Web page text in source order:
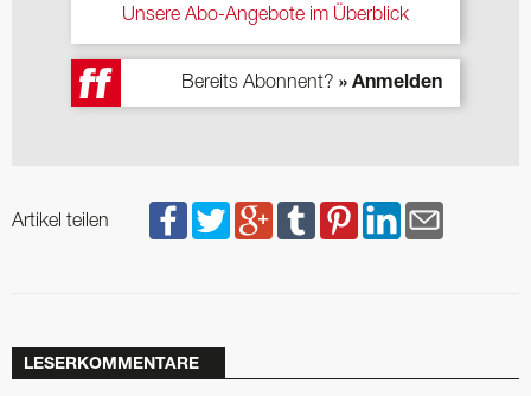
Unsere Abo-Angebote im Überblick
Bereits Abonnent? » Anmelden
Artikel teilen
LESERKOMMENTARE